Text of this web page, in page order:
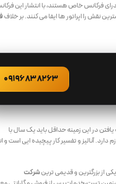
فرکانس خاص هستند، با انتشار این
نقش را اپراتور ها ایفا می کنند. بر خلاف
09196838263
یافتن در این زمینه حداقل باید یک سال با
دارد. آنالیز و تفسیر کار پیچیده ایی است و
از بزرگترین و قدیمی ترینشرکت